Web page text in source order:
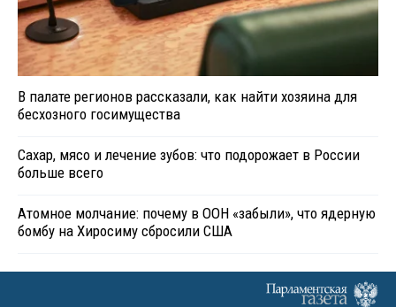
В палате регионов рассказали, как найти хозяина для
бесхозного госимущества
Сахар, мясо и лечение зубов: что подорожает в России
больше всего
Атомное молчание: почему в ООН «забыли», что ядерную
бомбу на Хиросиму сбросили США